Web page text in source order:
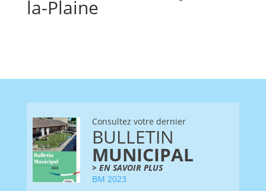
la-Plaine
Consultez votre dernier
BULLETIN
MUNICIPAL
> EN SAVOIR PLUS
BM 2023